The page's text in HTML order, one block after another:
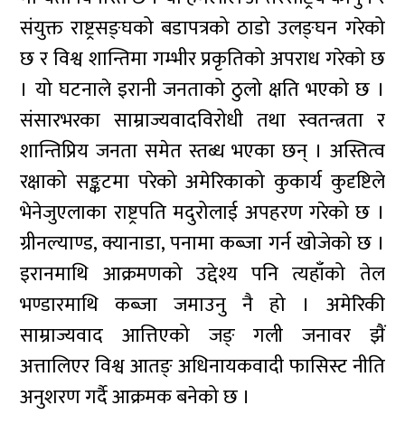
संयुक्त राष्ट्रसङ्घको बडापत्रको ठाडो उलङ्घन गरेको
छ र विश्व शान्तिमा गम्भीर प्रकृतिको अपराध गरेको छ
। यो घटनाले इरानी जनताको ठुलो क्षति भएको छ ।
संसारभरका साम्राज्यवादविरोधी तथा स्वतन्त्रता र
शान्तिप्रिय जनता समेत स्तब्ध भएका छन् । अस्तित्व
रक्षाको सङ्कटमा परेको अमेरिकाको कुकार्य कुदृष्टिले
भेनेजुएलाका राष्ट्रपति मदुरोलाई अपहरण गरेको छ ।
ग्रीनल्याण्ड, क्यानाडा, पनामा कब्जा गर्न खोजेको छ ।
इरानमाथि आक्रमणको उद्देश्य पनि त्यहाँको तेल
भण्डारमाथि कब्जा जमाउनु नै हो । अमेरिकी
साम्राज्यवाद आत्तिएको जङ् गली जनावर झैं
अत्तालिएर विश्व आतङ् अधिनायकवादी फासिस्ट नीति
अनुशरण गर्दै आक्रमक बनेको छ ।